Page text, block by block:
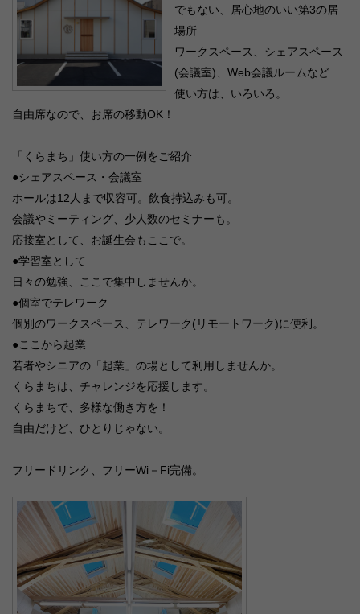
でもない、居心地のいい第3の居
場所
ワークスペース、シェアスペース
(会議室)、Web会議ルームなど
使い方は、いろいろ。
自由席なので、お席の移動OK！
「くらまち」使い方の一例をご紹介
●シェアスペース・会議室
ホールは12人まで収容可。飲食持込みも可。
会議やミーティング、少人数のセミナーも。
応接室として、お誕生会もここで。
●学習室として
日々の勉強、ここで集中しませんか。
●個室でテレワーク
個別のワークスペース、テレワーク(リモートワーク)に便利。
●ここから起業
若者やシニアの「起業」の場として利用しませんか。
くらまちは、チャレンジを応援します。
くらまちで、多様な働き方を！
自由だけど、ひとりじゃない。
フリードリンク、フリーWi－Fi完備。